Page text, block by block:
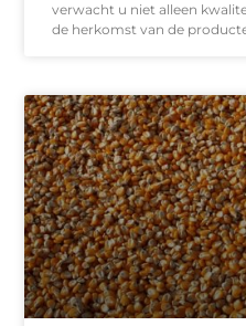
verwacht u niet alleen
de herkomst van de